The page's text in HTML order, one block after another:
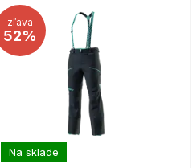
zľava
52%
Na sklade